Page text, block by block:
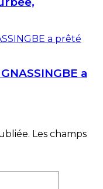
a
Les champs